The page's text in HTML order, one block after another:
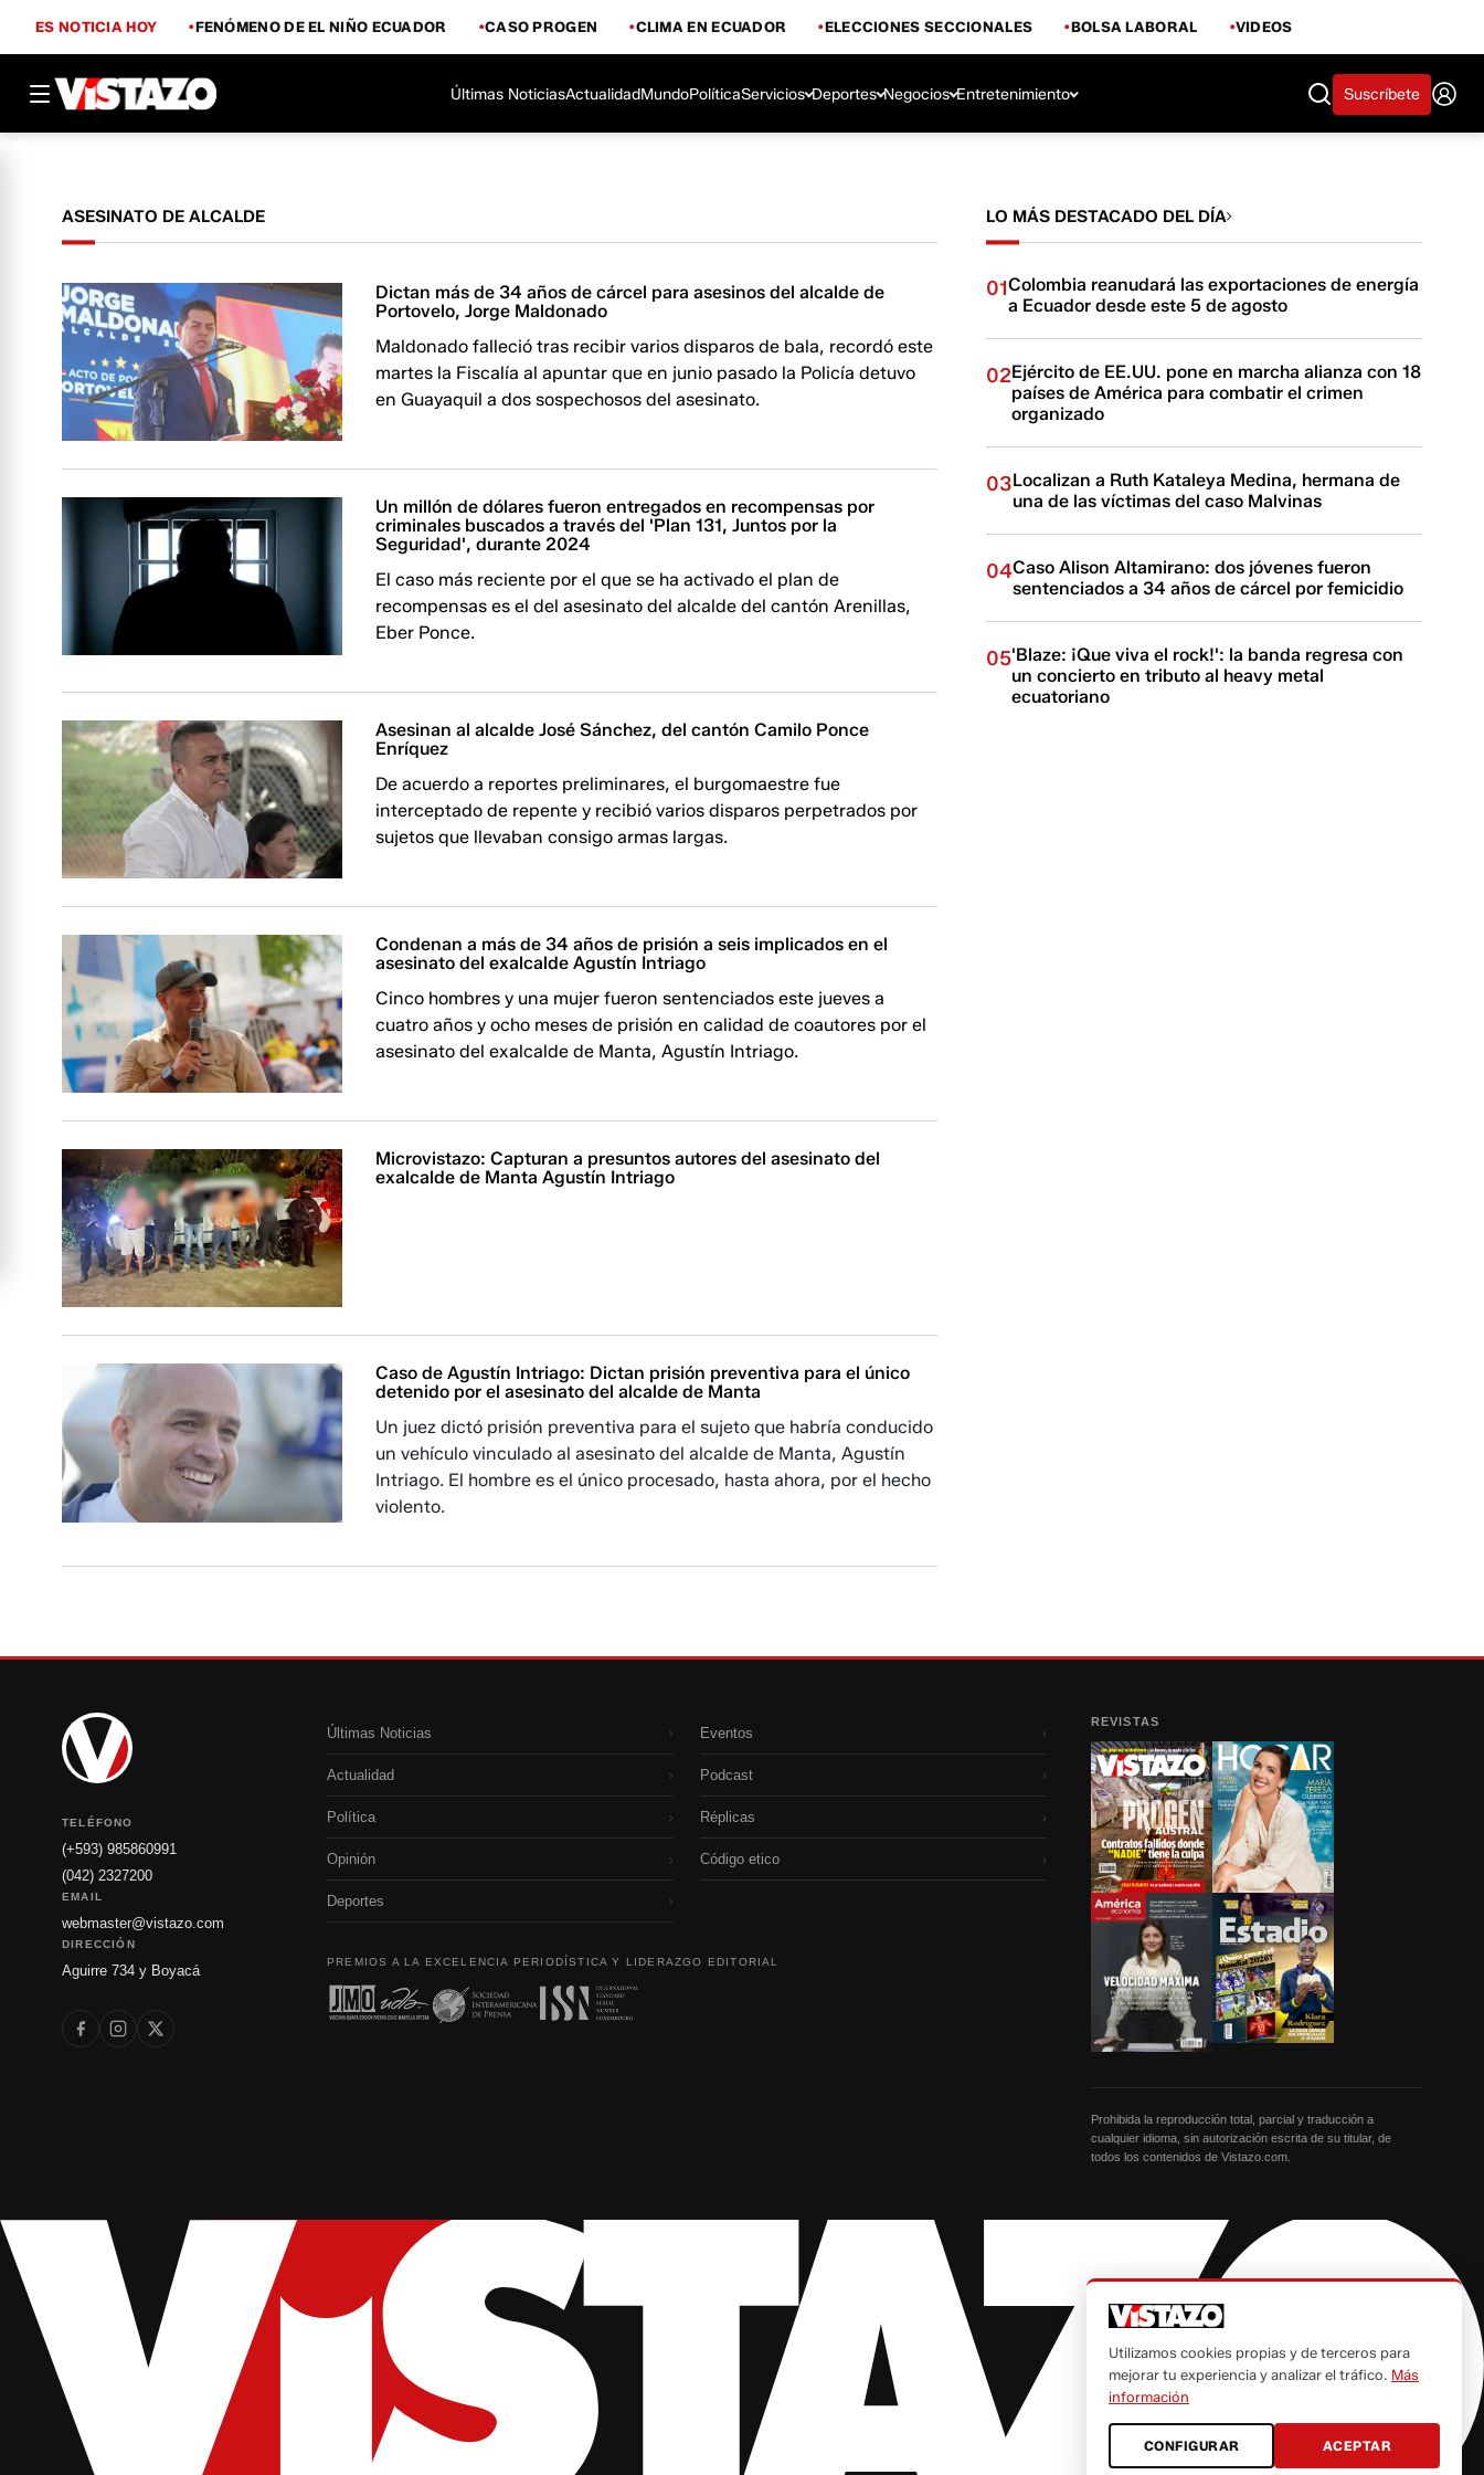
ES NOTICIA HOY FENÓMENO DE EL NIÑO ECUADOR CASO PROGEN CLIMA EN ECUADOR ELECCIONES SECCIONALES BOLSA LABORAL VIDEOS
Últimas NoticiasActualidadMundoPolíticaServicios Deportes Negocios Entretenimiento Suscríbete
ASESINATO DE ALCALDE
Dictan más de 34 años de cárcel para asesinos del alcalde de
Portovelo, Jorge Maldonado
Maldonado falleció tras recibir varios disparos de bala, recordó este
martes la Fiscalía al apuntar que en junio pasado la Policía detuvo
en Guayaquil a dos sospechosos del asesinato.
Un millón de dólares fueron entregados en recompensas por
criminales buscados a través del 'Plan 131, Juntos por la
Seguridad', durante 2024
El caso más reciente por el que se ha activado el plan de
recompensas es el del asesinato del alcalde del cantón Arenillas,
Eber Ponce.
Asesinan al alcalde José Sánchez, del cantón Camilo Ponce
Enríquez
De acuerdo a reportes preliminares, el burgomaestre fue
interceptado de repente y recibió varios disparos perpetrados por
sujetos que llevaban consigo armas largas.
Condenan a más de 34 años de prisión a seis implicados en el
asesinato del exalcalde Agustín Intriago
Cinco hombres y una mujer fueron sentenciados este jueves a
cuatro años y ocho meses de prisión en calidad de coautores por el
asesinato del exalcalde de Manta, Agustín Intriago.
Microvistazo: Capturan a presuntos autores del asesinato del
exalcalde de Manta Agustín Intriago
Caso de Agustín Intriago: Dictan prisión preventiva para el único
detenido por el asesinato del alcalde de Manta
Un juez dictó prisión preventiva para el sujeto que habría conducido
un vehículo vinculado al asesinato del alcalde de Manta, Agustín
Intriago. El hombre es el único procesado, hasta ahora, por el hecho
violento.
LO MÁS DESTACADO DEL DÍA
01Colombia reanudará las exportaciones de energía
a Ecuador desde este 5 de agosto
02Ejército de EE.UU. pone en marcha alianza con 18
países de América para combatir el crimen
organizado
03Localizan a Ruth Kataleya Medina, hermana de
una de las víctimas del caso Malvinas
04Caso Alison Altamirano: dos jóvenes fueron
sentenciados a 34 años de cárcel por femicidio
05'Blaze: ¡Que viva el rock!': la banda regresa con
un concierto en tributo al heavy metal
ecuatoriano
TELÉFONO
(+593) 985860991
(042) 2327200
EMAIL
webmaster@vistazo.com
DIRECCIÓN
Aguirre 734 y Boyacá
Últimas Noticias ›
Actualidad ›
Política ›
Opinión ›
Deportes ›
Eventos ›
Podcast ›
Réplicas ›
Código etico ›
PREMIOS A LA EXCELENCIA PERIODÍSTICA Y LIDERAZGO EDITORIAL
REVISTAS
Prohibida la reproducción total, parcial y traducción a
cualquier idioma, sin autorización escrita de su titular, de
todos los contenidos de Vistazo.com.
Utilizamos cookies propias y de terceros para
mejorar tu experiencia y analizar el tráfico. Más
información
CONFIGURAR ACEPTAR